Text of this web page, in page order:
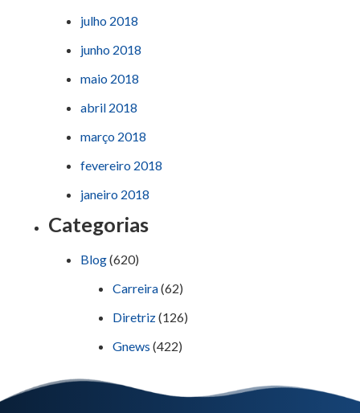
julho 2018
junho 2018
maio 2018
abril 2018
março 2018
fevereiro 2018
janeiro 2018
Categorias
Blog(620)
Carreira(62)
Diretriz(126)
Gnews (422)